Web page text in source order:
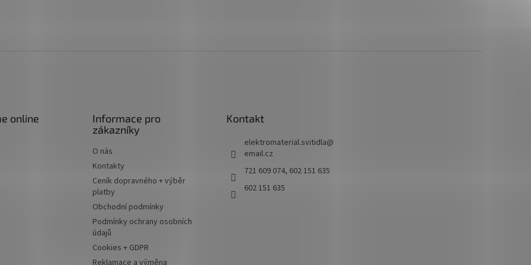
online
Informace pro
zákazníky
O nás
Kontakty
Ceník dopravného + výběr
platby
Obchodní podmínky
Podmínky ochrany osobních
údajů
Cookies + GDPR
Kontakt
elektromaterial.svitidla@
email.cz
721 609 074, 602 151 635
602 151 635